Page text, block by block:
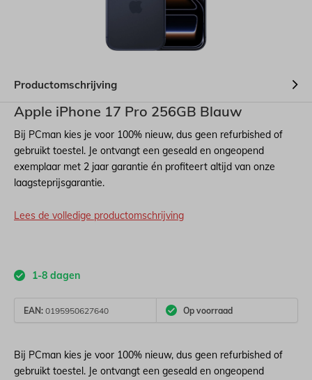
Productomschrijving
Apple iPhone 17 Pro 256GB Blauw
Bij PCman kies je voor 100% nieuw, dus geen refurbished of
gebruikt toestel. Je ontvangt een geseald en ongeopend
exemplaar met 2 jaar garantie én profiteert altijd van onze
laagsteprijsgarantie.
Lees de volledige productomschrijving
1-8 dagen
EAN: 0195950627640 Op voorraad
Bij PCman kies je voor 100% nieuw, dus geen refurbished of
gebruikt toestel. Je ontvangt een geseald en ongeopend